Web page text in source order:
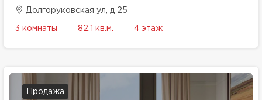
Долгоруковская ул, д 25
3 комнаты 82.1 кв.м. 4 этаж
Продажа